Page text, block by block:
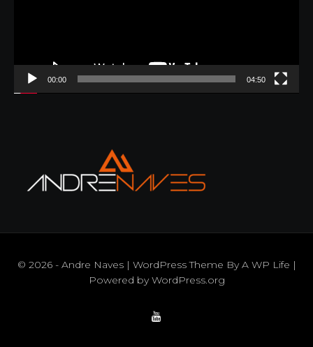
00:00 04:50
© 2026 - Andre Naves | WordPress Theme ByA WP Life |
Powered byWordPress.org